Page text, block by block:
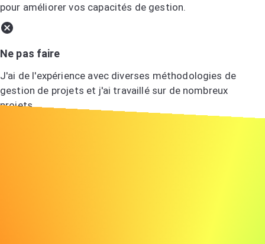
pour améliorer vos capacités de gestion.
Ne pas faire
J'ai de l'expérience avec diverses méthodologies de
gestion de projets et j'ai travaillé sur de nombreux
projets.